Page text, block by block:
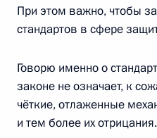
Совещание по
Встреча с судьями
При этом важно, чтобы
стандартов в сфере
Говорю именно о
законе не означает, к
чёткие, отлаженные
и тем более их отрицания.